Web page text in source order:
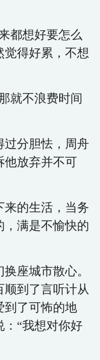
都想好要怎么
得好累，不想
就不浪费时间
过分胆怯，周舟
他放弃并不可
来的生活，当务
，满是不愉快的
座城市散心。
顺到了言听计从
到了可怖的地
：“我想对你好